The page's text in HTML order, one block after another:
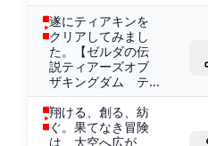
遂にティアキンを
クリアしてみまし
た。【ゼルダの伝
説ティアーズオブ
ザキングダム テ...
翔ける、創る、紡
ぐ。果てなき冒険
は、大空へ広が